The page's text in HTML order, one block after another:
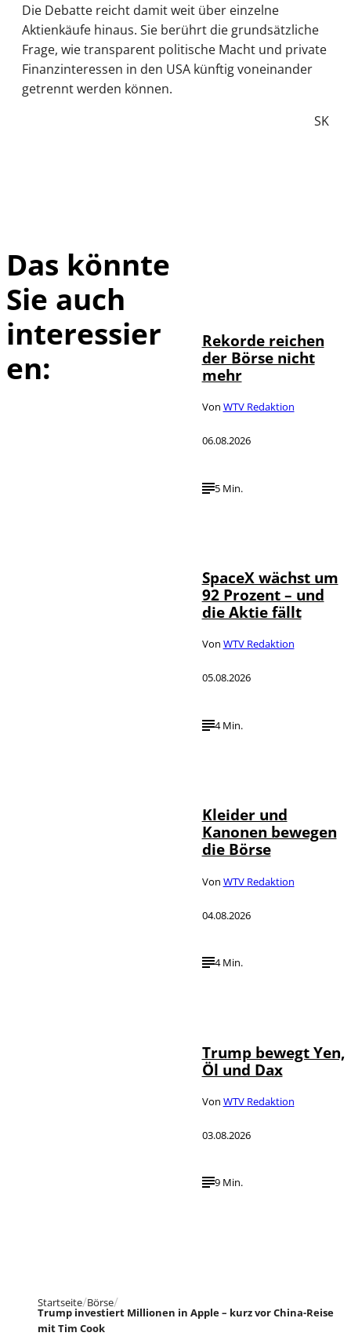
Die Debatte reicht damit weit über einzelne
Aktienkäufe hinaus. Sie berührt die grundsätzliche
Frage, wie transparent politische Macht und private
Finanzinteressen in den USA künftig voneinander
getrennt werden können.
SK
Das könnte
Sie auch
interessier
en:
Rekorde reichen
der Börse nicht
mehr
Von WTV Redaktion
06.08.2026
5 Min.
SpaceX wächst um
92 Prozent – und
die Aktie fällt
Von WTV Redaktion
05.08.2026
4 Min.
Kleider und
Kanonen bewegen
die Börse
Von WTV Redaktion
04.08.2026
4 Min.
Trump bewegt Yen,
Öl und Dax
Von WTV Redaktion
03.08.2026
9 Min.
Startseite Börse
Trump investiert Millionen in Apple – kurz vor China-Reise
mit Tim Cook